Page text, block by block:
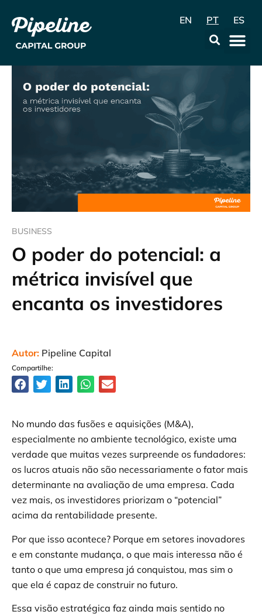
EN PT ES
BUSINESS
O poder do potencial: a
métrica invisível que
encanta os investidores
Autor: Pipeline Capital
Compartilhe:
No mundo das fusões e aquisições (M&A),
especialmente no ambiente tecnológico, existe uma
verdade que muitas vezes surpreende os fundadores:
os lucros atuais não são necessariamente o fator mais
determinante na avaliação de uma empresa. Cada
vez mais, os investidores priorizam o “potencial”
acima da rentabilidade presente.
Por que isso acontece? Porque em setores inovadores
e em constante mudança, o que mais interessa não é
tanto o que uma empresa já conquistou, mas sim o
que ela é capaz de construir no futuro.
Essa visão estratégica faz ainda mais sentido no